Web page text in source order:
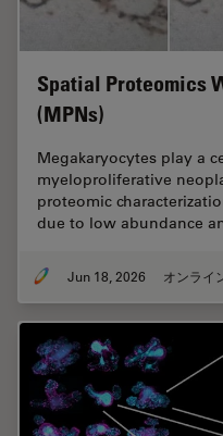
Spatial Proteomics
(MPNs)
Megakaryocytes play a
myeloproliferative
proteomic
due to low abundance
Jun 18, 2026 オンライ